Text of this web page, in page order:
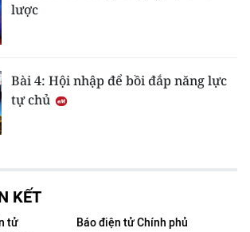
lược
Bài 4: Hội nhập để bồi đắp năng lực
tự chủ
KẾT
tử
Báo điện tử Chính phủ